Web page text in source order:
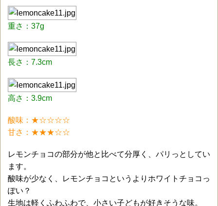
重さ：37g
長さ：7.3cm
高さ：3.9cm
酸味：★☆☆☆☆
甘さ：★★★☆☆
レモンチョコの部分が他と比べて分厚く、パリっとしてい
ます。
酸味が少なく、レモンチョコというよりホワイトチョコっ
ぽい？
生地は軽くふわふわで、小さい子どもが好きそうな味。